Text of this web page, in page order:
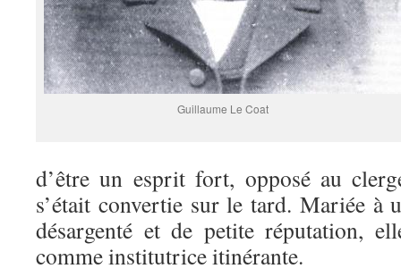
Guillaume Le Coat
d’être un esprit fort, opposé au
s’était convertie sur le tard. Mariée à
désargenté et de petite réputation,
comme institutrice itinérante.